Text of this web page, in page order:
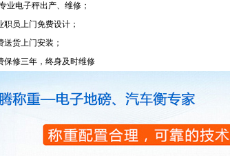
电子秤出产、维修 ；
职员上门免费设计；
送货上门安装；
保修三年，终身及时维修